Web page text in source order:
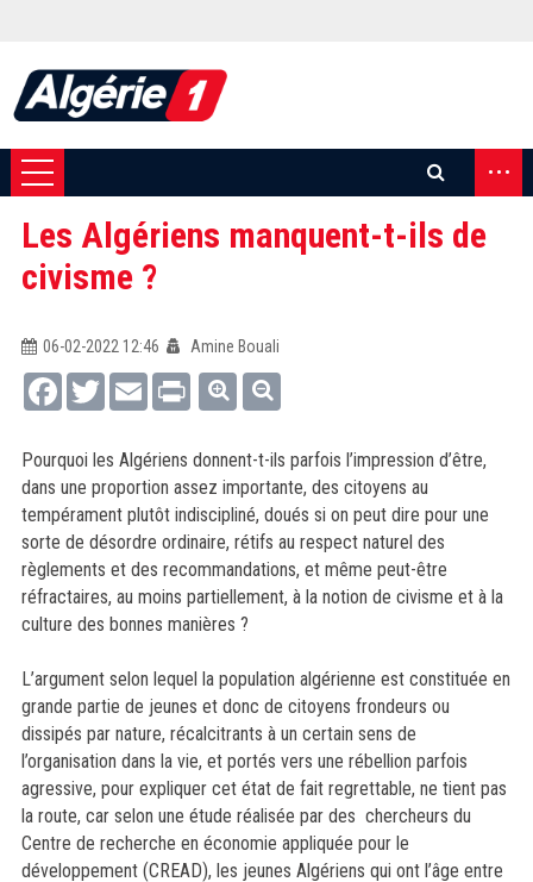
...
Les Algériens manquent-t-ils de
civisme ?
06-02-2022 12:46
Amine Bouali
FacebookTwitterEmail Print
Pourquoi les Algériens donnent-t-ils parfois l’impression d’être,
dans une proportion assez importante, des citoyens au
tempérament plutôt indiscipliné, doués si on peut dire pour une
sorte de désordre ordinaire, rétifs au respect naturel des
règlements et des recommandations, et même peut-être
réfractaires, au moins partiellement, à la notion de civisme et à la
culture des bonnes manières ?
L’argument selon lequel la population algérienne est constituée en
grande partie de jeunes et donc de citoyens frondeurs ou
dissipés par nature, récalcitrants à un certain sens de
l’organisation dans la vie, et portés vers une rébellion parfois
agressive, pour expliquer cet état de fait regrettable, ne tient pas
la route, car selon une étude réalisée par des chercheurs du
Centre de recherche en économie appliquée pour le
développement (CREAD), les jeunes Algériens qui ont l’âge entre